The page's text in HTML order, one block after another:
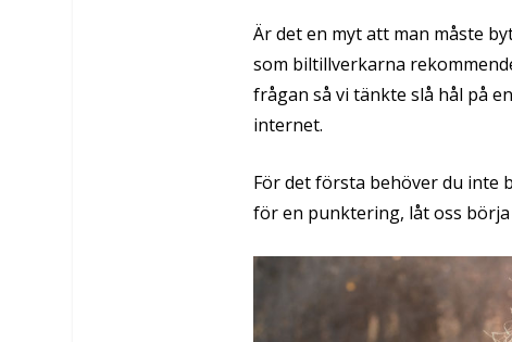
Är det en myt att man måste
som biltillverkarna
frågan så vi tänkte slå hål på
internet.
För det första behöver du inte
för en punktering, låt oss